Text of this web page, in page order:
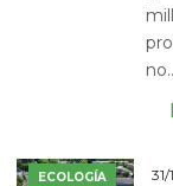
ECOLOGÍA